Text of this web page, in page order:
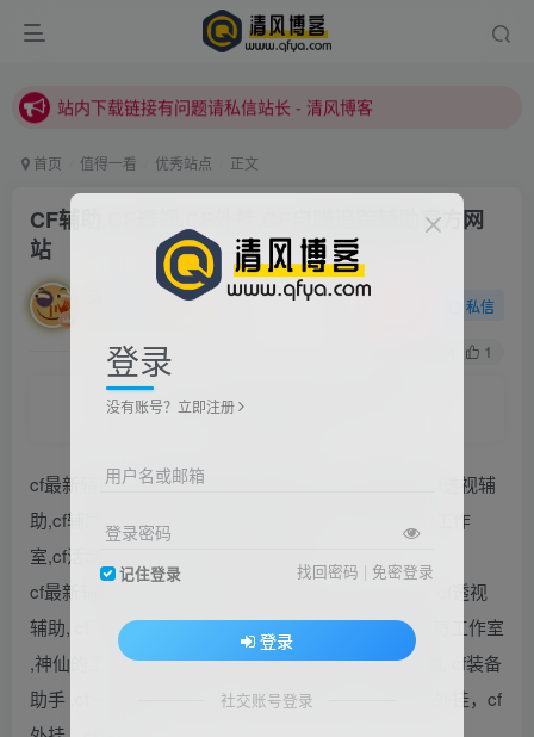
站内下载链接有问题请私信站长 - 清风博客
站内下载链接有问题请私信站长 - 清风博客
首页 值得一看 优秀站点 正文
CF辅助,CF透视,CF外挂,CF自瞄追踪辅助官方网
站
私信
1
The wise man is always a good listener.
cf最新辅助,cf最新透视辅助,cf辅助外挂,cf稳定辅助,cf透视辅
助,cf辅助工作室,cf透视自瞄辅助,神奇工作室,神仙的工作
室,cf活动辅助,cf装备助手,cf一键领取
cf最新辅助,cf最新透视辅助,cf辅助外挂 ,cf稳定辅助, cf透视
辅助, cf飞天辅助 ,cf辅助工作室, cf透视自瞄辅助, 神奇工作室
,神仙的工作室, 126工作室 ,cf神奇的工作, cf活动辅助, cf装备
助手 ,cf一键领取,机器码，穿越火线辅助，穿越火线外挂，cf
登录
没有账号？立即注册
用户名或邮箱
登录密码
记住登录 找回密码 | 免密登录
登录
社交账号登录